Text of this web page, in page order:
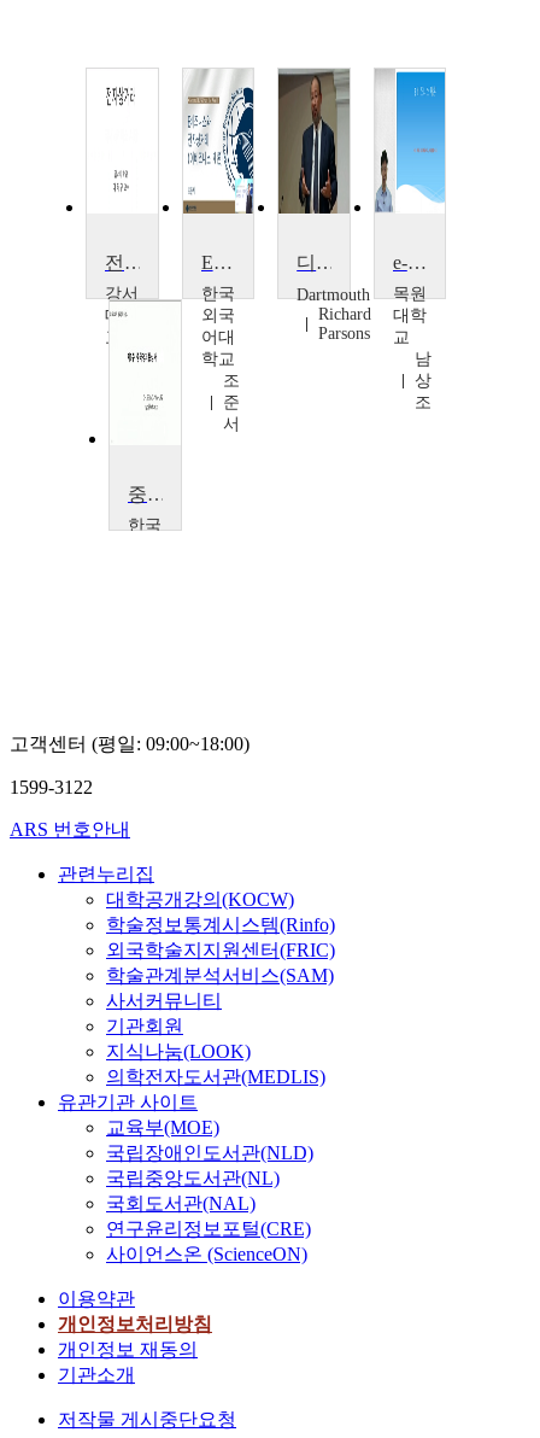
전자상거래
강서
대학
교
이
E비즈니스와전자상거래
한국
외국
어대
학교
조
준
서
디지털시대의 기업운영
Dartmouth
Richard
Parsons
e-business개론
목원
대학
교
남
상
조
중국경제통상사
한국
고객센터 (평일: 09:00~18:00)
1599-3122
ARS 번호안내
관련누리집
대학공개강의(KOCW)
학술정보통계시스템(Rinfo)
외국학술지지원센터(FRIC)
학술관계분석서비스(SAM)
사서커뮤니티
기관회원
지식나눔(LOOK)
의학전자도서관(MEDLIS)
유관기관 사이트
교육부(MOE)
국립장애인도서관(NLD)
국립중앙도서관(NL)
국회도서관(NAL)
연구윤리정보포털(CRE)
사이언스온 (ScienceON)
이용약관
개인정보처리방침
개인정보 재동의
기관소개
저작물 게시중단요청